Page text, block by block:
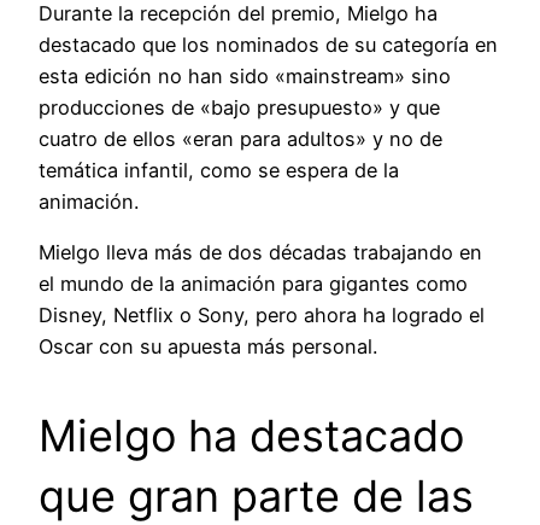
Durante la recepción del premio, Mielgo ha
destacado que los nominados de su categoría en
esta edición no han sido «mainstream» sino
producciones de «bajo presupuesto» y que
cuatro de ellos «eran para adultos» y no de
temática infantil, como se espera de la
animación.
Mielgo lleva más de dos décadas trabajando en
el mundo de la animación para gigantes como
Disney, Netflix o Sony, pero ahora ha logrado el
Oscar con su apuesta más personal.
Mielgo ha destacado
que gran parte de las